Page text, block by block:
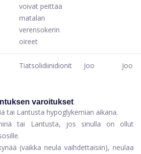
voivat peittää
matalan
verensokerin
oireet
Tiatsolidiinidionit Joo Joo
varoitukset
tai Lantusta hypoglykemian aikana.
tai Lantusta, jos sinulla on ollut
(vaikka neula vaihdettaisiin), neulaa